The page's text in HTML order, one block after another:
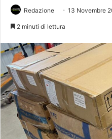
Redazione 13 Novembre
2 minuti di lettura